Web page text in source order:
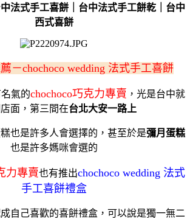
法式手工喜餅｜台中法式手工餅乾｜台中
西式喜餅
－chochoco wedding 法式手工喜餅
氣的chochoco巧克力專賣 ，光是台中就
面，第三間在台北大安一路上
也是許多人會選擇的，甚至於是彌月蛋糕
也是許多媽咪會選的
力專賣也有推出chochoco wedding 法式
手工喜餅禮盒
自己喜歡的喜餅禮盒，可以說是獨一無二